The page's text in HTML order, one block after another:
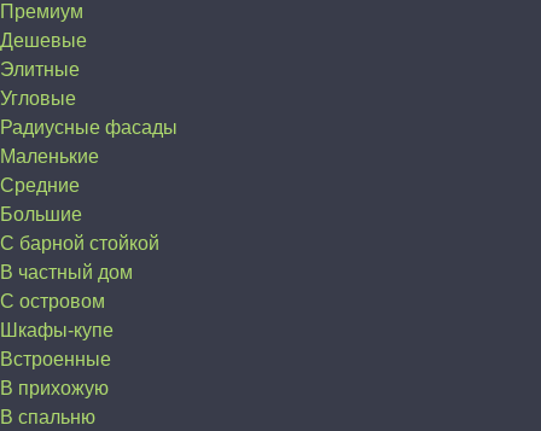
Премиум
Дешевые
Элитные
Угловые
Радиусные фасады
Маленькие
Средние
Большие
С барной стойкой
В частный дом
C островом
Шкафы-купе
Встроенные
В прихожую
В спальню